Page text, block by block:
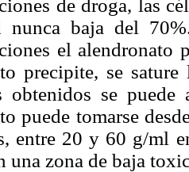
de droga, las
nunca baja del
el alendronato
precipite, se
obtenidos se
puede tomarse
entre 20 y 60 g/ml
una zona de baja